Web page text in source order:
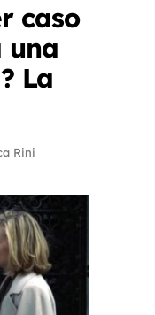
caso
una
La
Rini